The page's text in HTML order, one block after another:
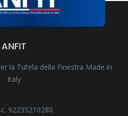
ANFIT
la Tutela della Finestra Made in
Italy
92235210280